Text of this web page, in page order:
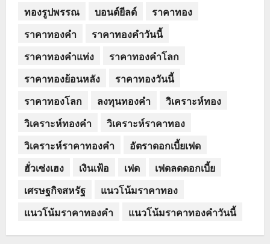
ทองรูปพรรณ
บอนด์ยีลด์
ราคาทอง
ราคาทองคำ
ราคาทองคำวันนี้
ราคาทองคำแท่ง
ราคาทองคำโลก
ราคาทองย้อนหลัง
ราคาทองวันนี้
ราคาทองโลก
ลงทุนทองคำ
วิเคราะห์ทอง
วิเคราะห์ทองคำ
วิเคราะห์ราคาทอง
วิเคราะห์ราคาทองคำ
อัตราดอกเบี้ยเฟด
ฮั่วเซ่งเฮง
เงินเฟ้อ เฟด
เฟดลดดอกเบี้ย
เศรษฐกิจสหรัฐ
แนวโน้มราคาทอง
แนวโน้มราคาทองคำ
แนวโน้มราคาทองคำวันนี้